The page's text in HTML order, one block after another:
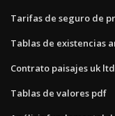
Tarifas de seguro de
Tablas de existencias
Contrato paisajes uk ltd
Tablas de valores pdf